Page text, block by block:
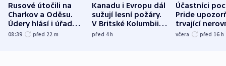
Rusové útočili na
Charkov a Oděsu.
Údery hlásí i úřady v
Bělgorodu
08:39 před 22 m
Kanadu i Evropu dál
sužují lesní požáry.
V Britské Kolumbii
evakuovali tisíce lidí
před 4h
Účastníci
Pride
trvající
včera před 16 h